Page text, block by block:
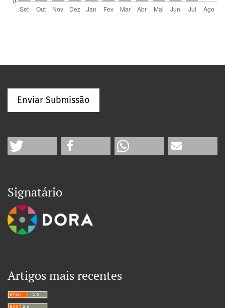
Enviar Submissão
Signatário
Artigos mais recentes